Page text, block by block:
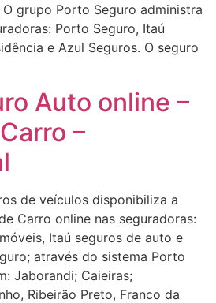
O grupo Porto Seguro administra
Porto Seguro, Itaú
e Azul Seguros. O seguro
Auto online –
–
de veículos disponibiliza a
Carro online nas seguradoras:
Itaú seguros de auto e
através do sistema Porto
Jaborandi; Caieiras;
Ribeirão Preto, Franco da